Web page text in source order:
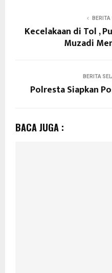
BERITA
Kecelakaan di Tol ,
Muzadi
BERITA
Polresta Siapkan
BACA JUGA :